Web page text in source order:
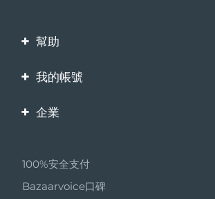
幫助
聯繫我們
保修與退換貨
我的帳號
產品註冊
企業
夥伴計畫
聯盟新聞
100%安全支付
Bazaarvoice口碑